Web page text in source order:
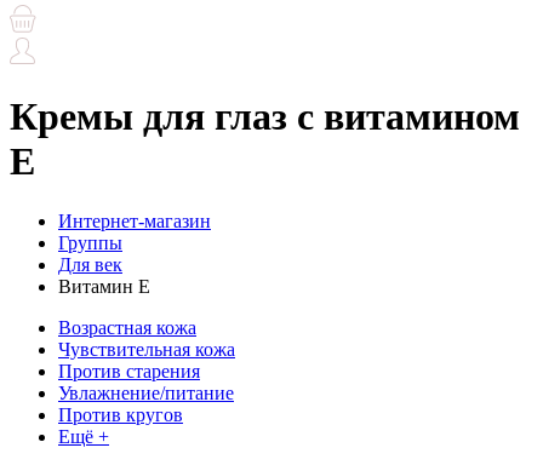
Кремы для глаз с витамином
Е
Интернет-магазин
Группы
Для век
Витамин Е
Возрастная кожа
Чувствительная кожа
Против старения
Увлажнение/питание
Против кругов
Ещё +